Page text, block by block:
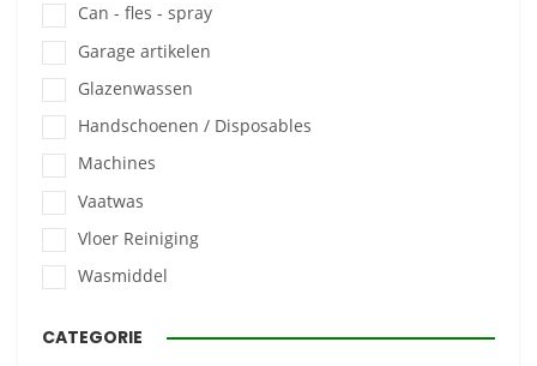
Can - fles - spray
Garage artikelen
Glazenwassen
Handschoenen / Disposables
Machines
Vaatwas
Vloer Reiniging
Wasmiddel
CATEGORIE